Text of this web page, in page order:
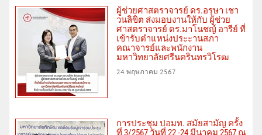
ผู้ช่วยศาสตราจารย์ ดร.อรุษา เชา
วนลิขิต ส่งมอบงานให้กับ ผู้ช่วย
ศาสตราจารย์ ดร.มาโนชญ์ อารีย์ ที่
เข้ารับตำแหน่งประะานสภา
คณาจารย์และพนักงาน
มหาวิทยาลัยศรีนครินทรวิโรฒ
24 พฤษภาคม 2567
การประชุม ปอมท. สมัยสามัญ ครั้ง
ที่ 3/2567 วันที่ 22 -24 มีนาคม 2567 ณ